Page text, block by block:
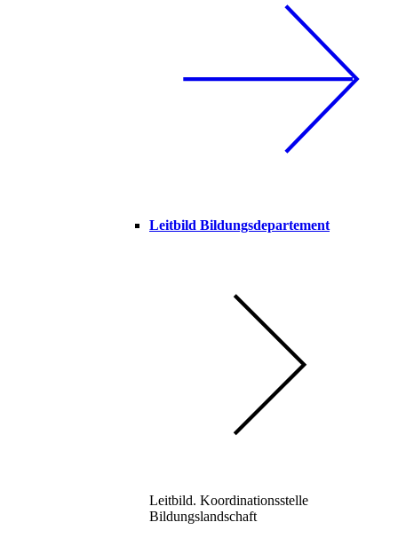
Leitbild Bildungsdepartement
Leitbild. Koordinationsstelle
Bildungslandschaft